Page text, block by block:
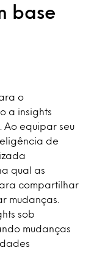
base
o
a insights
Ao equipar seu
de
qual as
compartilhar
mudanças.
sob
mudanças